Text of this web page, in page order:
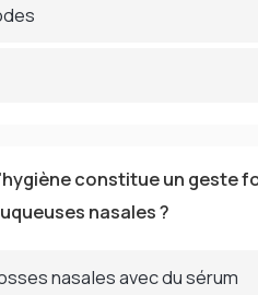
constitue un geste
nasales ?
nasales avec du sérum